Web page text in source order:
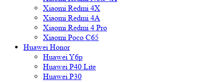
Xiaomi Redmi 4X
Xiaomi Redmi 4A
Xiaomi Redmi 4 Pro
Xiaomi Poco C65
Huawei Honor
Huawei Y6p
Huawei P40 Lite
Huawei P30